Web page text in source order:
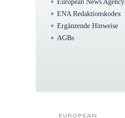
ENA Redaktionskodex
Ergänzende Hinweise
AGBs